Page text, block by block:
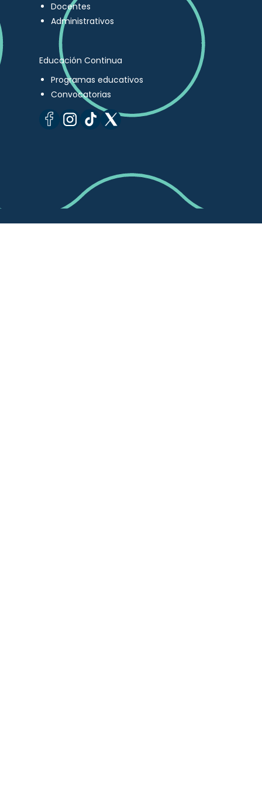
Docentes
Administrativos
Educación Continua
Programas educativos
Convocatorias